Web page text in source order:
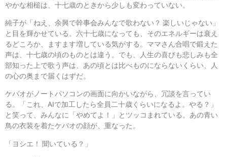
やかな相槌は、十七歳のときから少しも変わっていない。
純子が「ねえ、余興で幹事会みんなで歌わない？ 楽しいじゃない」
と目を輝かせている。六十七歳になっても、そのエネルギーは衰え
るどころか、ますます増している気がする。ママさん合唱で鍛えた
声は、十七歳の頃のものとは違う。でも、人生の喜びも悲しみも全
部知った上で歌う声は、あの頃とは比べものにならないくらい、人
の心の奥まで届くはずだ。
ケバオがノートパソコンの画面に向かいながら、冗談を言ってい
る。「これ、AIで加工したら全員二十歳くらいになるよ。やる？」
と笑って、みんなに「やめてよ！」とツッコまれている。あの青い
鳥の衣装を着たケバオの顔が、重なった。
「ヨシエ！ 聞いている？」